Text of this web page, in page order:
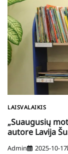
LAISVALAIKIS
„Suaugusių
autore Lavija
Admin 2025-10-17